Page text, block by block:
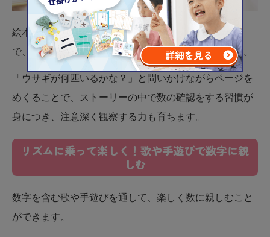
絵本に登場する動物や食べ物の数を 一緒に数える こと
で、子どもは数字と実物のつながりを自然に学びます。
「ウサギが何匹いるかな？」と問いかけながらページを
めくることで、ストーリーの中で数の確認をする習慣が
身につき、注意深く観察する力も育ちます。
リズムに乗って楽しく！歌や手遊びで数字に親
しむ
数字を含む歌や手遊びを通して、楽しく数に親しむこと
ができます。​